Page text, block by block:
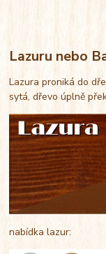
Lazuru nebo
Lazura proniká do
sytá, dřevo úplně
nabídka lazur: